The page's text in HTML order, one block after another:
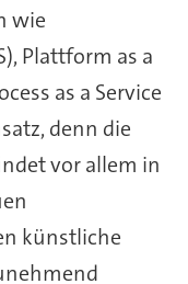
wie
Plattform as a
as a Service
denn die
vor allem in
künstliche